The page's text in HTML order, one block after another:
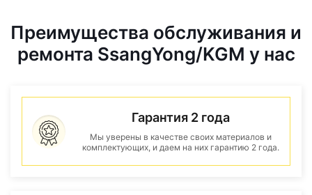
Преимущества обслуживания и
ремонта SsangYong/KGM у нас
Гарантия 2 года
Мы уверены в качестве своих материалов и
комплектующих, и даем на них гарантию 2 года.